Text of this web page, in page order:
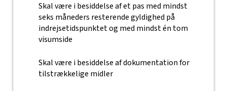
Skal være i besiddelse af et pas med mindst
seks måneders resterende gyldighed på
indrejsetidspunktet og med mindst én tom
visumside
Skal være i besiddelse af dokumentation for
tilstrækkelige midler